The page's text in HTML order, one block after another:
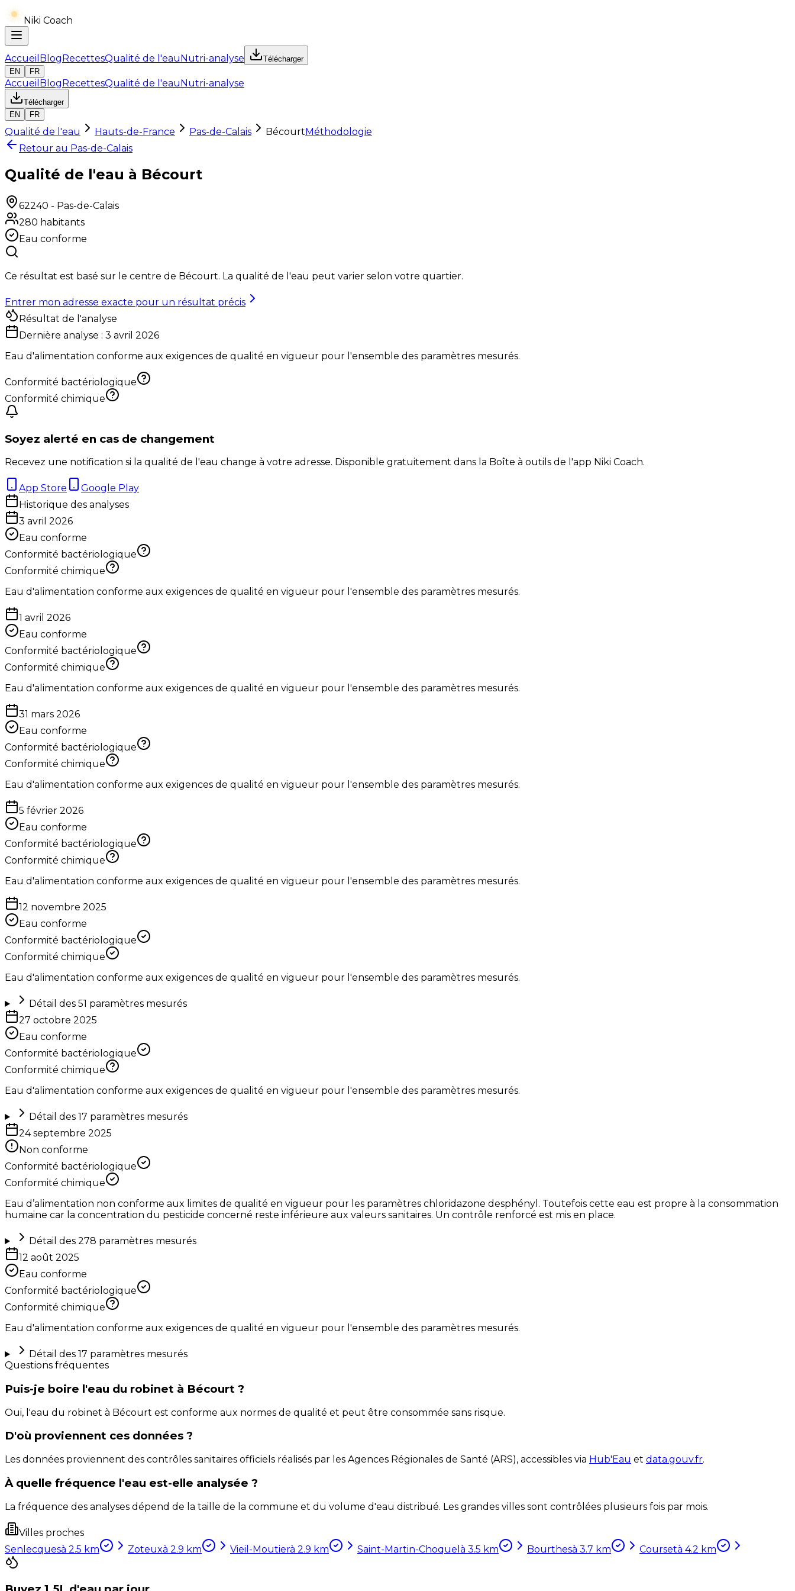
Niki Coach
Accueil BlogRecettesQualité de l'eauNutri-analyse
Télécharger
EN
FR
Accueil BlogRecettesQualité de l'eauNutri-analyse
Télécharger
EN
FR
Qualité de l'eau Hauts-de-France Pas-de-Calais BécourtMéthodologie
Retour au Pas-de-Calais
Qualité de l'eau à Bécourt
62240 - Pas-de-Calais
280 habitants
Eau conforme
Ce résultat est basé sur le centre de Bécourt. La qualité de l'eau peut varier selon votre quartier.
Entrer mon adresse exacte pour un résultat précis
Résultat de l'analyse
Dernière analyse : 3 avril 2026
Eau d'alimentation conforme aux exigences de qualité en vigueur pour l'ensemble des paramètres mesurés.
Conformité bactériologique
Conformité chimique
Soyez alerté en cas de changement
Recevez une notification si la qualité de l'eau change à votre adresse. Disponible gratuitement dans la Boîte à outils de l'app Niki Coach.
App Store
Google Play
Historique des analyses
3 avril 2026
Eau conforme
Conformité bactériologique
Conformité chimique
Eau d'alimentation conforme aux exigences de qualité en vigueur pour l'ensemble des paramètres mesurés.
1 avril 2026
Eau conforme
Conformité bactériologique
Conformité chimique
Eau d'alimentation conforme aux exigences de qualité en vigueur pour l'ensemble des paramètres mesurés.
31 mars 2026
Eau conforme
Conformité bactériologique
Conformité chimique
Eau d'alimentation conforme aux exigences de qualité en vigueur pour l'ensemble des paramètres mesurés.
5 février 2026
Eau conforme
Conformité bactériologique
Conformité chimique
Eau d'alimentation conforme aux exigences de qualité en vigueur pour l'ensemble des paramètres mesurés.
12 novembre 2025
Eau conforme
Conformité bactériologique
Conformité chimique
Eau d'alimentation conforme aux exigences de qualité en vigueur pour l'ensemble des paramètres mesurés.
Détail des 51 paramètres mesurés
27 octobre 2025
Eau conforme
Conformité bactériologique
Conformité chimique
Eau d'alimentation conforme aux exigences de qualité en vigueur pour l'ensemble des paramètres mesurés.
Détail des 17 paramètres mesurés
24 septembre 2025
Non conforme
Conformité bactériologique
Conformité chimique
Eau d’alimentation non conforme aux limites de qualité en vigueur pour les paramètres chloridazone desphényl. Toutefois cette eau est propre à la consommation
humaine car la concentration du pesticide concerné reste inférieure aux valeurs sanitaires. Un contrôle renforcé est mis en place.
Détail des 278 paramètres mesurés
12 août 2025
Eau conforme
Conformité bactériologique
Conformité chimique
Eau d'alimentation conforme aux exigences de qualité en vigueur pour l'ensemble des paramètres mesurés.
Détail des 17 paramètres mesurés
Questions fréquentes
Puis-je boire l'eau du robinet à Bécourt ?
Oui, l'eau du robinet à Bécourt est conforme aux normes de qualité et peut être consommée sans risque.
D'où proviennent ces données ?
Les données proviennent des contrôles sanitaires officiels réalisés par les Agences Régionales de Santé (ARS), accessibles via Hub'Eau et data.gouv.fr.
À quelle fréquence l'eau est-elle analysée ?
La fréquence des analyses dépend de la taille de la commune et du volume d'eau distribué. Les grandes villes sont contrôlées plusieurs fois par mois.
Villes proches
Senlecquesà 2.5 km Zoteuxà 2.9 km Vieil-Moutierà 2.9 km Saint-Martin-Choquel à 3.5 km Bourthesà 3.7 km Coursetà 4.2 km